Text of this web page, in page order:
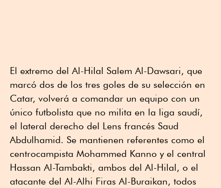
El extremo del Al-Hilal Salem Al-Dawsari, que
marcó dos de los tres goles de su selección en
Catar, volverá a comandar un equipo con un
único futbolista que no milita en la liga saudí,
el lateral derecho del Lens francés Saud
Abdulhamid. Se mantienen referentes como el
centrocampista Mohammed Kanno y el central
Hassan Al-Tambakti, ambos del Al-Hilal, o el
atacante del Al-Alhi Firas Al-Buraikan, todos